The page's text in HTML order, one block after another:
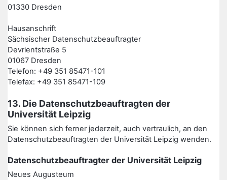
01330 Dresden
Hausanschrift
Sächsischer Datenschutzbeauftragter
Devrientstraße 5
01067 Dresden
Telefon: +49 351 85471-101
Telefax: +49 351 85471-109
13. Die Datenschutzbeauftragten der
Universität Leipzig
Sie können sich ferner jederzeit, auch vertraulich, an den
Datenschutzbeauftragten der Universität Leipzig wenden.
Datenschutzbeauftragter der Universität Leipzig
Neues Augusteum